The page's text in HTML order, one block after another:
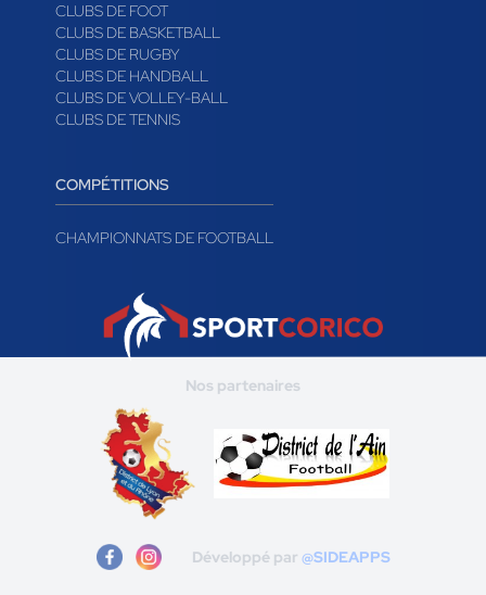
CLUBS DE FOOT
CLUBS DE BASKETBALL
CLUBS DE RUGBY
CLUBS DE HANDBALL
CLUBS DE VOLLEY-BALL
CLUBS DE TENNIS
COMPÉTITIONS
CHAMPIONNATS DE FOOTBALL
Nos partenaires
Développé par @SIDEAPPS